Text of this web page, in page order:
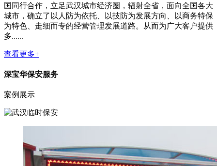
国同行合作，立足武汉城市经济圈，辐射全省，面向全国各大
城市，确立了以人防为依托、以技防为发展方向、以商务特保
为特色、走细而专的经营管理发展道路。从而为广大客户提供
多......
查看更多+
深宝华保安服务
案例展示